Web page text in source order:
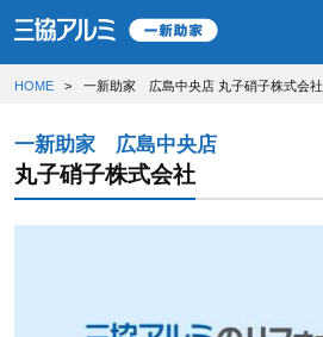
HOME 一新助家 広島中央店 丸子硝子株式会社
一新助家 広島中央店
丸子硝子株式会社